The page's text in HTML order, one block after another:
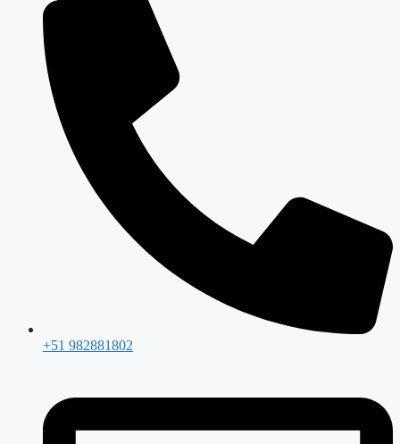
+51 982881802